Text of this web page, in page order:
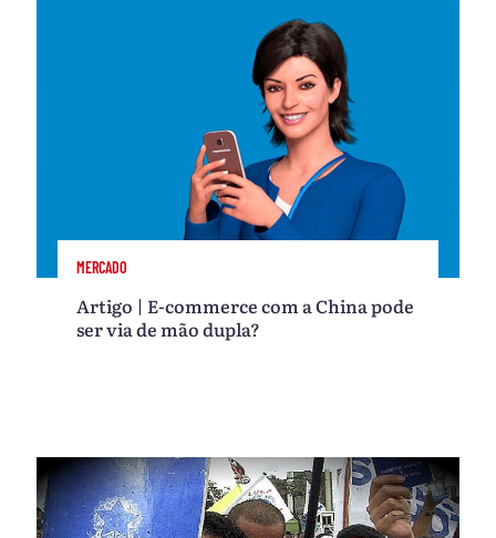
MERCADO
Artigo | E-commerce com a China pode
ser via de mão dupla?